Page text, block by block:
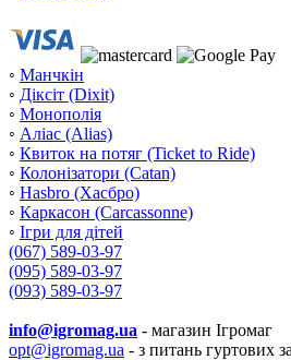
◦ Манчкін
◦ Діксіт (Dixit)
◦ Монополія
◦ Аліас (Alias)
◦ Квиток на потяг (Ticket to Ride)
◦ Колонізатори (Catan)
◦ Hasbro (Хасбро)
◦ Каркасон (Carcassonne)
◦ Ігри для дітей
(067) 589-03-97
(095) 589-03-97
(093) 589-03-97
info@igromag.ua - магазин Ігромаг
opt@igromag.ua - з питань гуртових